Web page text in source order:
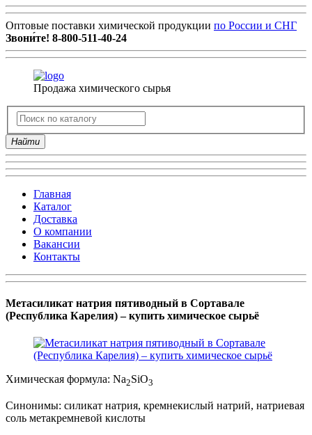
Оптовые поставки химической продукции по России и СНГ
Звони́те! 8-800-511-40-24
Продажа химического сырья
Найти
Главная
Каталог
Доставка
О компании
Вакансии
Контакты
Метасиликат натрия пятиводный в Сортавале
(Республика Карелия) – купить химическое сырьё
Химическая формула: Na2SiO3
Синонимы: силикат натрия, кремнекислый натрий, натриевая
соль метакремневой кислоты